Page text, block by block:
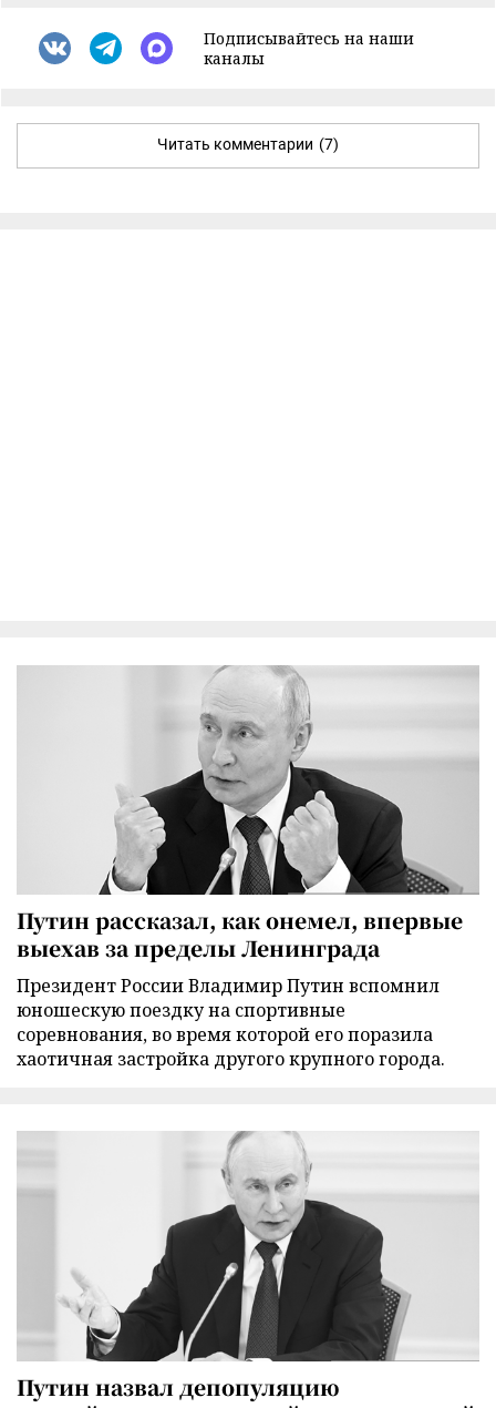
Подписывайтесь на наши
каналы
Читать комментарии (7)
Путин рассказал, как онемел, впервые
выехав за пределы Ленинграда
Президент России Владимир Путин вспомнил
юношескую поездку на спортивные
соревнования, во время которой его поразила
хаотичная застройка другого крупного города.
Путин назвал депопуляцию